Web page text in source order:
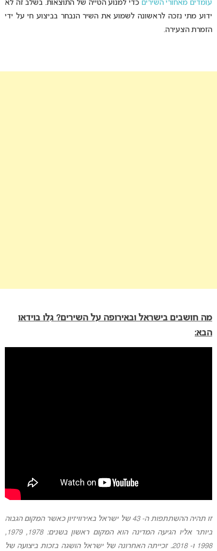
עומדים מאחורי השיריםכדי למנוע הטייה של התוצאות. בשלב זה לא
ידוע מתי נזכה לראשונה לשמוע את השיר הנבחר בביצוע חי על ידי
הזמרת הצעירה.
מה חושבים בישראל ובאירופה על השירים? גלו בוידאו
הבא:
זו תהיה ההשתתפות ה- 43 של ישראל באירוויזיון כאשר המקום הגבוה
1998 ו- 2018. זכייתה האחרונה של ישראל הושגה בזכות ביצועה של